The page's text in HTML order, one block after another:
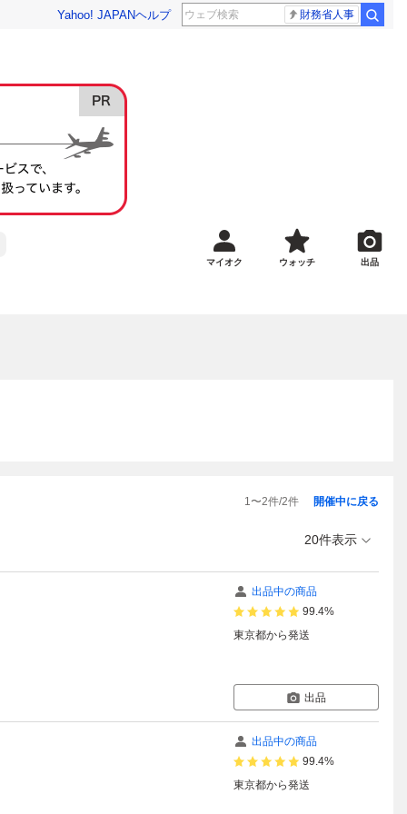
Yahoo! JAPANヘルプ 財務省人事
マイオク ウォッチ 出品
1〜2件/2件 開催中に戻る
20件表示
出品中の商品
99.4%
東京都から発送
出品
出品中の商品
99.4%
東京都から発送